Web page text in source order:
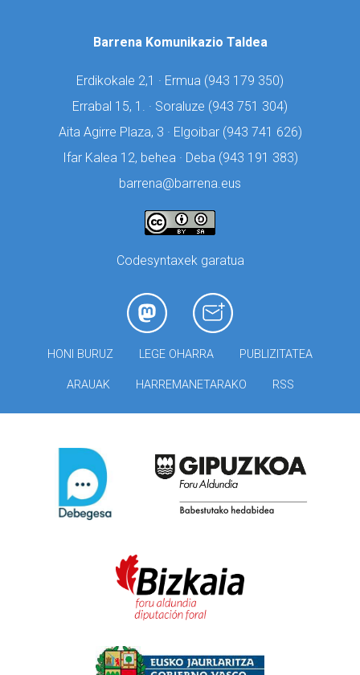
Barrena Komunikazio Taldea
Erdikokale 2,1 · Ermua (943 179 350)
Errabal 15, 1. · Soraluze (943 751 304)
Aita Agirre Plaza, 3 · Elgoibar (943 741 626)
Ifar Kalea 12, behea · Deba (943 191 383)
barrena@barrena.eus
Codesyntaxek garatua
HONI BURUZ LEGE OHARRA PUBLIZITATEA
ARAUAK HARREMANETARAKO RSS